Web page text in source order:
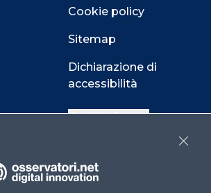
Cookie policy
Sitemap
Dichiarazione di
accessibilità
Cookie Center
LinkedIn